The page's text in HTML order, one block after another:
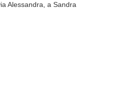
Alessandra, a Sandra